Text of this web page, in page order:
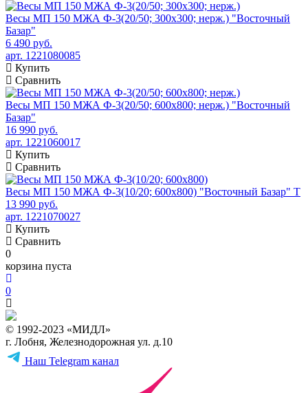
Весы МП 150 МЖА Ф-3(20/50; 300х300; нерж.) "Восточный
Базар"
6 490 руб.
арт. 1221080085
Купить
Сравнить
Весы МП 150 МЖА Ф-3(20/50; 600х800; нерж.) "Восточный
Базар"
16 990 руб.
арт. 1221060017
Купить
Сравнить
Весы МП 150 МЖА Ф-3(10/20; 600х800) "Восточный Базар" Т
13 990 руб.
арт. 1221070027
Купить
Сравнить
0
корзина пуста
0
© 1992-2023 «МИДЛ»
г. Лобня, Железнодорожная ул. д.10
Наш Telegram канал